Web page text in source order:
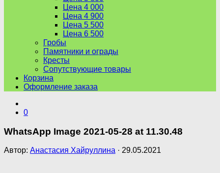
Цена 4 000
Цена 4 900
Цена 5 500
Цена 6 500
Гробы
Памятники и ограды
Кресты
Сопутствующие товары
Корзина
Оформление заказа
0
WhatsApp Image 2021-05-28 at 11.30.48
Автор: Анастасия Хайруллина · 29.05.2021